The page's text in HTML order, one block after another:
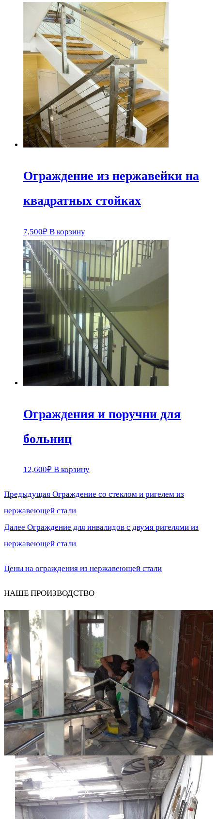
Ограждение из нержавейки на
квадратных стойках
7,500₽ В корзину
Ограждения и поручни для
больниц
12,600₽ В корзину
Навигация
по
записям
Предыдущая Предыдущая
запись:
Ограждение со стеклом и ригелем из
нержавеющей стали
Далее Следующая
запись:
Ограждение для инвалидов с двумя ригелями из
нержавеющей стали
Цены на ограждения из нержавеющей стали
НАШЕ ПРОИЗВОДСТВО